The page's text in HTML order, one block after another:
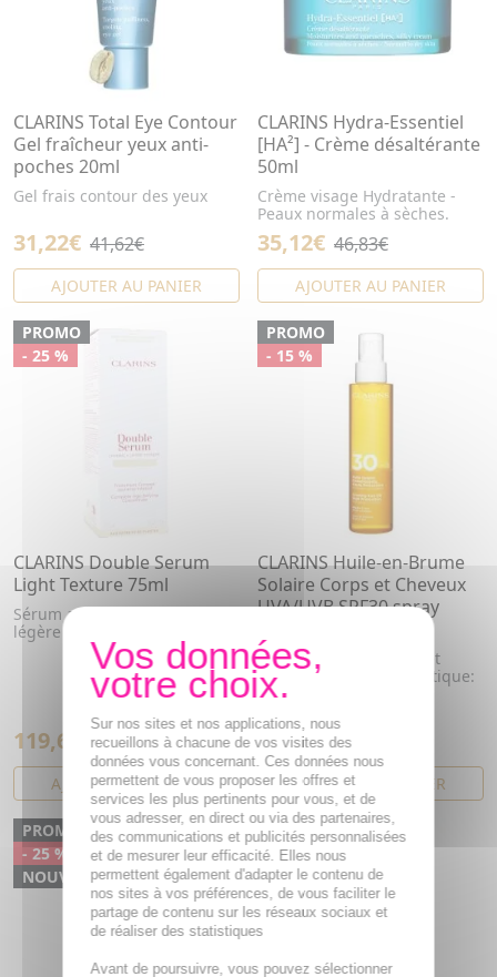
CLARINS Total Eye Contour
Gel fraîcheur yeux anti-
poches 20ml
Gel frais contour des yeux
31,22€ 41,62€
AJOUTER AU PANIER
CLARINS Hydra-Essentiel
[HA²] - Crème désaltérante
50ml
Crème visage Hydratante -
Peaux normales à sèches.
35,12€ 46,83€
AJOUTER AU PANIER
PROMO
- 25 %
CLARINS Double Serum
Light Texture 75ml
Sérum anti-âge texture
légère
119,60€ 159,47€
AJOUTER AU PANIER
PROMO
- 15 %
CLARINS Huile-en-Brume
Solaire Corps et Cheveux
UVA/UVB SPF30 spray
Huile-en-brume corps et
cheveux au parfum exotique:
effluves ensoleillées de
23,01€ 27,01€
AJOUTER AU PANIER
PROMO
- 25 %
NOUVEAU
PROMO
- 13 %
Sur nos sites et nos applications, nous
recueillons à chacune de vos visites des
données vous concernant. Ces données nous
permettent de vous proposer les offres et
services les plus pertinents pour vous, et de
vous adresser, en direct ou via des partenaires,
des communications et publicités personnalisées
et de mesurer leur efficacité. Elles nous
permettent également d'adapter le contenu de
nos sites à vos préférences, de vous faciliter le
partage de contenu sur les réseaux sociaux et
de réaliser des statistiques
Avant de poursuivre, vous pouvez sélectionner